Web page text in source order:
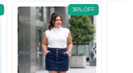
36%OFF